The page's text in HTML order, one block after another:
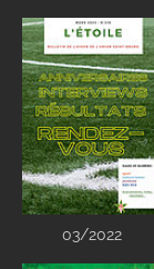
03/2022